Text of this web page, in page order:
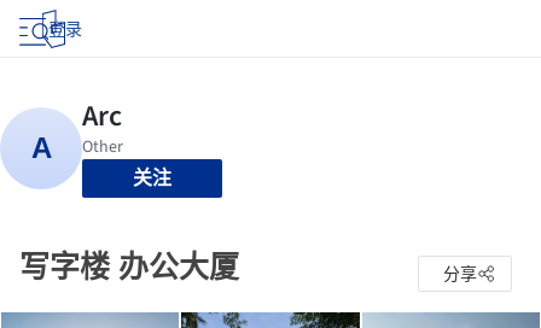
登录
关注
写字楼 办公大厦 分享